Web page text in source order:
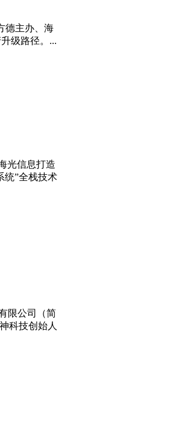
德主办、海
级路径。...
光信息打造
统”全栈技术
限公司（简
科技创始人